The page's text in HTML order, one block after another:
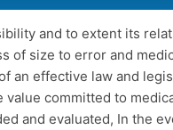
and to extent its
of size to error and
an effective law and
value committed to
and evaluated, In the